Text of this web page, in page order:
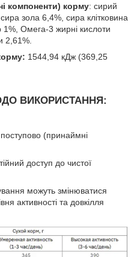
компоненти) корму: сирий
зола 6,4%, сира клітковина
Омега-3 жирні кислоти
2,61%.
1544,94 кДж (369,25
ВИКОРИСТАННЯ:
(принаймні
доступ до чистої
можуть змінюватися
активності та довкілля